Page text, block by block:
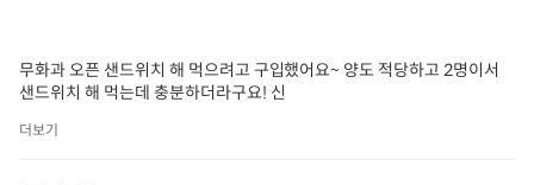
무화과 오픈 샌드위치 해 먹으려고 구입했어요~ 양도 적당하고 2명이서
샌드위치 해 먹는데 충분하더라구요! 신
더보기